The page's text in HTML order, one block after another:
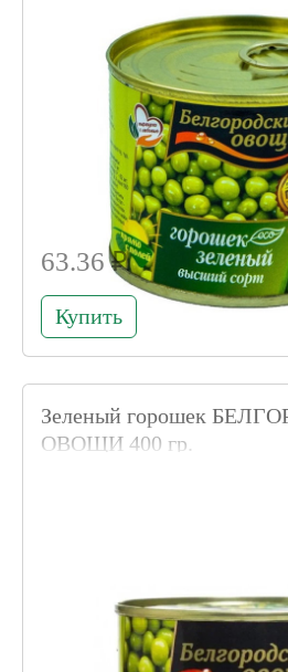
63.36 ₽
Купить
Зеленый горошек
ОВОЩИ 400 гр.